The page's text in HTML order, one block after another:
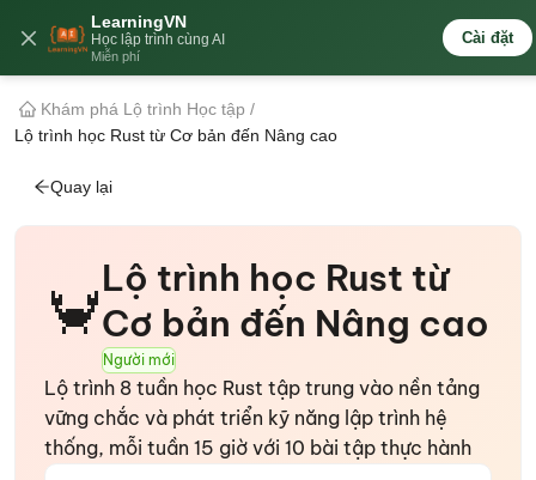
LearningVN
Học lập trình cùng AI
Miễn phí
Cài đặt
🇻🇳
Khám phá Lộ trình Học tập /
Lộ trình học Rust từ Cơ bản đến Nâng cao
Quay lại
🦀
Lộ trình học Rust từ
Cơ bản đến Nâng cao
Người mới
Lộ trình 8 tuần học Rust tập trung vào nền tảng
vững chắc và phát triển kỹ năng lập trình hệ
thống, mỗi tuần 15 giờ với 10 bài tập thực hành